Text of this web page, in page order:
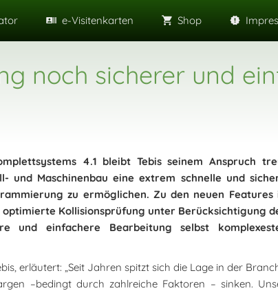
e-Visitenkarten Shop
noch sicherer und
4.1 bleibt Tebis seinem Anspruch
und Maschinenbau eine extrem schnelle und
zu ermöglichen. Zu den neuen Features
Kollisionsprüfung unter Berücksichtigung
und einfachere Bearbeitung selbst
erläutert: „Seit Jahren spitzt sich die Lage in der
–bedingt durch zahlreiche Faktoren – sinken.